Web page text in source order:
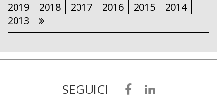
2019 2018 2017 2016 2015
2014
2013
SEGUICI